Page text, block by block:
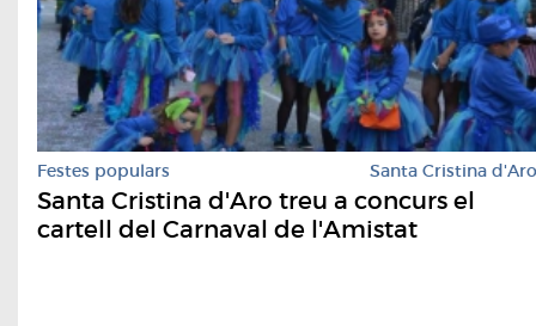
Festes populars Santa Cristina d'Aro
Santa Cristina d'Aro treu a concurs el
cartell del Carnaval de l'Amistat